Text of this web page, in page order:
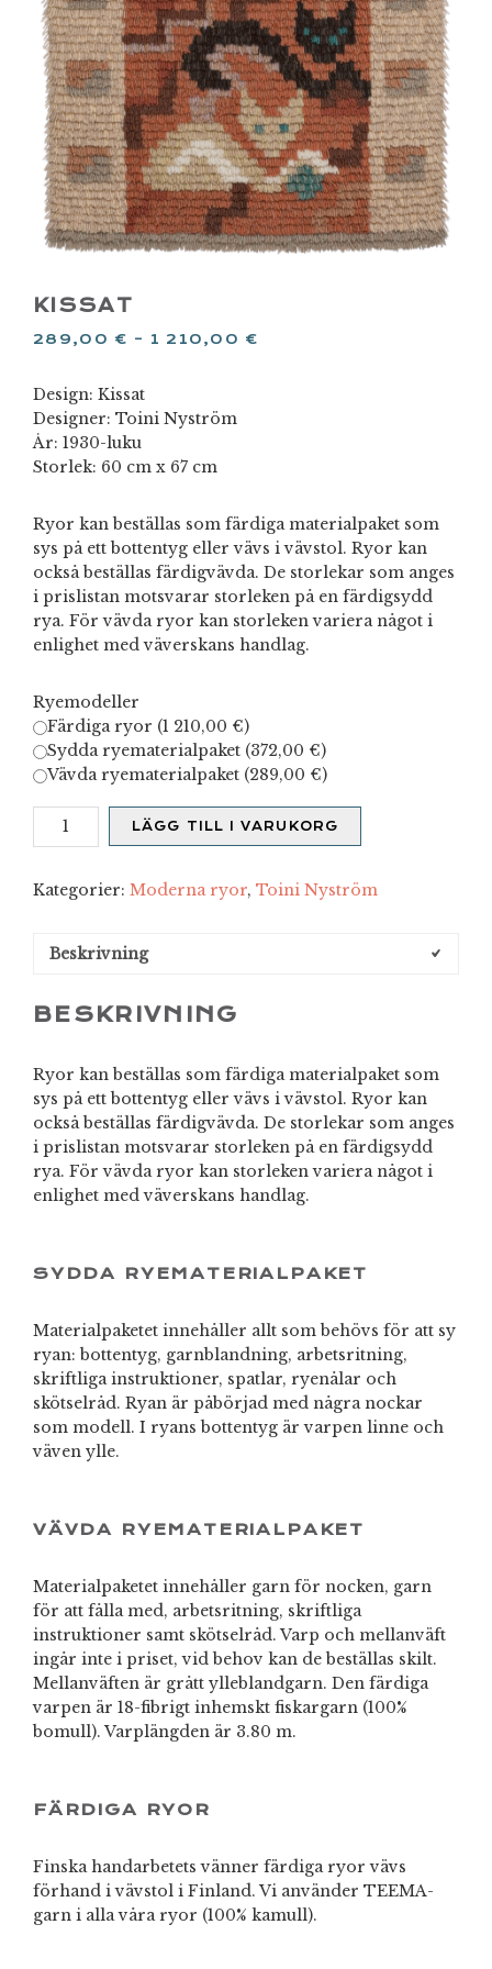
KISSAT
289,00 € – 1 210,00 €
Design: Kissat
Designer: Toini Nyström
År: 1930-luku
Storlek: 60 cm x 67 cm
Ryor kan beställas som färdiga materialpaket som
sys på ett bottentyg eller vävs i vävstol. Ryor kan
också beställas färdigvävda. De storlekar som anges
i prislistan motsvarar storleken på en färdigsydd
rya. För vävda ryor kan storleken variera något i
enlighet med väverskans handlag.
Ryemodeller
Färdiga ryor (1 210,00 €)
Sydda ryematerialpaket (372,00 €)
Vävda ryematerialpaket (289,00 €)
Kissat
mängd
LÄGG TILL I VARUKORG
Kategorier: Moderna ryor, Toini Nyström
Beskrivning
BESKRIVNING
Ryor kan beställas som färdiga materialpaket som
sys på ett bottentyg eller vävs i vävstol. Ryor kan
också beställas färdigvävda. De storlekar som anges
i prislistan motsvarar storleken på en färdigsydd
rya. För vävda ryor kan storleken variera något i
enlighet med väverskans handlag.
SYDDA RYEMATERIALPAKET
Materialpaketet innehåller allt som behövs för att sy
ryan: bottentyg, garnblandning, arbetsritning,
skriftliga instruktioner, spatlar, ryenålar och
skötselråd. Ryan är påbörjad med några nockar
som modell. I ryans bottentyg är varpen linne och
väven ylle.
VÄVDA RYEMATERIALPAKET
Materialpaketet innehåller garn för nocken, garn
för att fålla med, arbetsritning, skriftliga
instruktioner samt skötselråd. Varp och mellanväft
ingår inte i priset, vid behov kan de beställas skilt.
Mellanväften är grått ylleblandgarn. Den färdiga
varpen är 18-fibrigt inhemskt fiskargarn (100%
bomull). Varplängden är 3.80 m.
FÄRDIGA RYOR
Finska handarbetets vänner färdiga ryor vävs
förhand i vävstol i Finland. Vi använder TEEMA-
garn i alla våra ryor (100% kamull).